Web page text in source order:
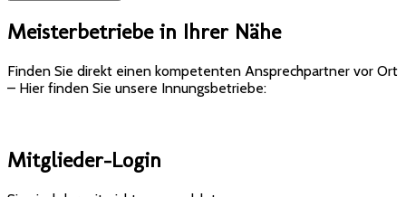
Meisterbetriebe in Ihrer Nähe
Finden Sie direkt einen kompetenten Ansprechpartner vor Ort
– Hier finden Sie unsere Innungsbetriebe:
Mitglieder-Login